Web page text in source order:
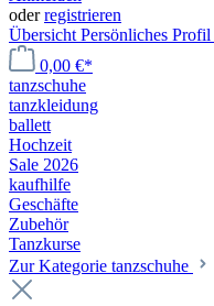
oderregistrieren
Übersicht Persönliches Profil
0,00 €*
tanzschuhe
tanzkleidung
ballett
Hochzeit
Sale 2026
kaufhilfe
Geschäfte
Zubehör
Tanzkurse
Zur Kategorie tanzschuhe